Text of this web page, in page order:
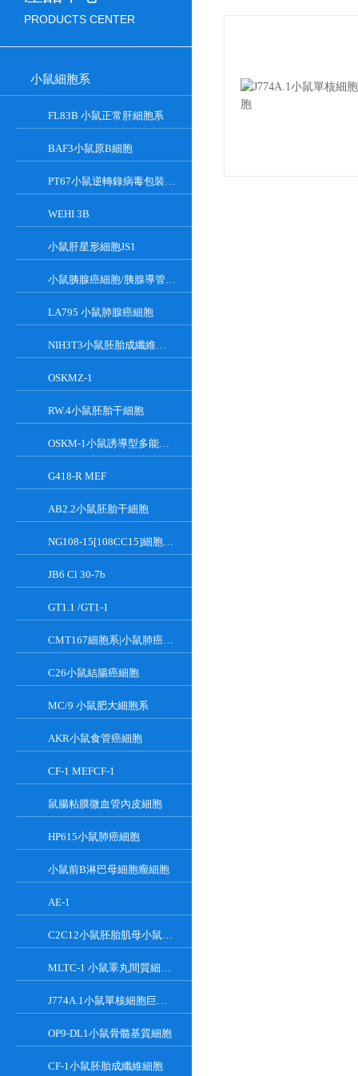
PRODUCTS CENTER
小鼠細胞系
FL83B 小鼠正常肝細胞系
BAF3小鼠原B細胞
PT67小鼠逆轉錄病毒包裝細胞
WEHI 3B
小鼠肝星形細胞JS1
小鼠胰腺癌細胞/胰腺導管癌PAN02
LA795 小鼠肺腺癌細胞
NIH3T3小鼠胚胎成纖維細胞
OSKMZ-1
RW.4小鼠胚胎干細胞
OSKM-1小鼠誘導型多能干細胞
G418-R MEF
AB2.2小鼠胚胎干細胞
NG108-15[108CC15]細胞系|小鼠神經母瘤與大鼠膠質瘤之融合細胞
JB6 Cl 30-7b
GT1.1 /GT1-1
CMT167細胞系|小鼠肺癌細胞
C26小鼠結腸癌細胞
MC/9 小鼠肥大細胞系
AKR小鼠食管癌細胞
CF-1 MEFCF-1
鼠腸粘膜微血管內皮細胞
HP615小鼠肺癌細胞
小鼠前B淋巴母細胞瘤細胞
AE-1
C2C12小鼠胚胎肌母小鼠胚胎肌母細胞
MLTC-1 小鼠睪丸間質細胞瘤細胞系
J774A.1小鼠單核細胞巨噬細胞
OP9-DL1小鼠骨髓基質細胞
CF-1小鼠胚胎成纖維細胞